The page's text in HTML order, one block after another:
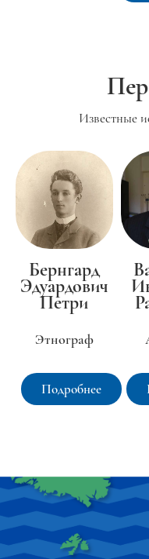
Известные
Бернгард
Эдуардович
Петри
Этнограф
Подробнее